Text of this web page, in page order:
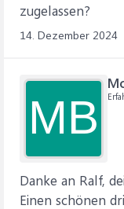
zugelassen?
14. Dezember 2024
MB
Danke an Ralf,
Einen schönen